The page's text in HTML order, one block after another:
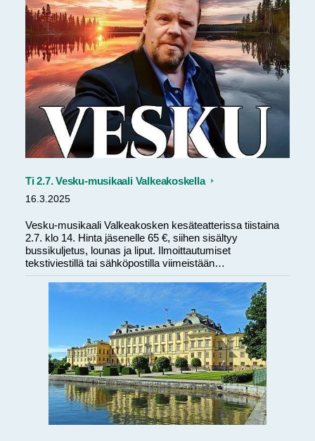
Ti 2.7. Vesku-musikaali Valkeakoskella
16.3.2025
Vesku-musikaali Valkeakosken kesäteatterissa tiistaina
2.7. klo 14. Hinta jäsenelle 65 €, siihen sisältyy
bussikuljetus, lounas ja liput. Ilmoittautumiset
tekstiviestillä tai sähköpostilla viimeistään…